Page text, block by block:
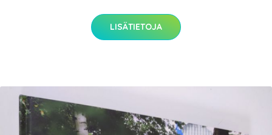
LISÄTIETOJA